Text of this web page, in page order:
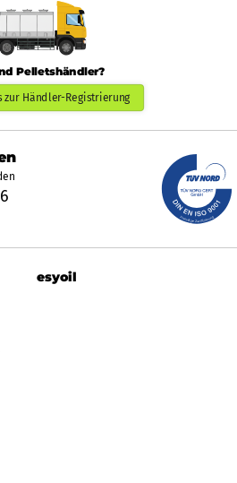
Pelletshändler?
zur Händler-Registrierung
esyoil